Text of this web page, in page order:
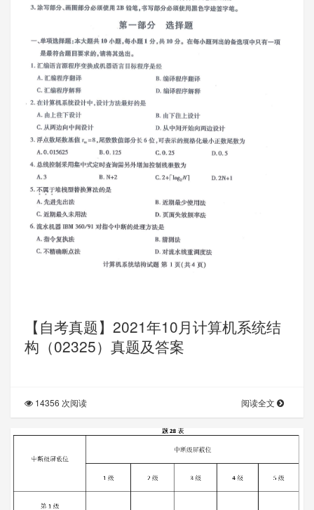
【自考真题】2021年10月计算机系统结
构（02325）真题及答案
14356 次阅读 阅读全文